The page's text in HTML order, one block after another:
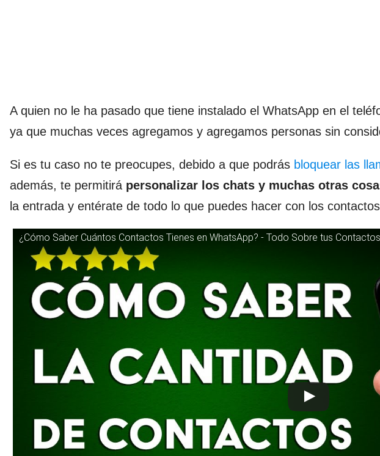
A quien no le ha pasado que tiene instalado el WhatsApp en el
ya que muchas veces agregamos y agregamos personas sin
Si es tu caso no te preocupes, debido a que podrás bloquear las
además, te permitirá personalizar los chats y muchas otras
la entrada y entérate de todo lo que puedes hacer con los
¿Cómo Saber Cuántos Contactos Tienes en WhatsApp? - Todo Sobre tus Contactos